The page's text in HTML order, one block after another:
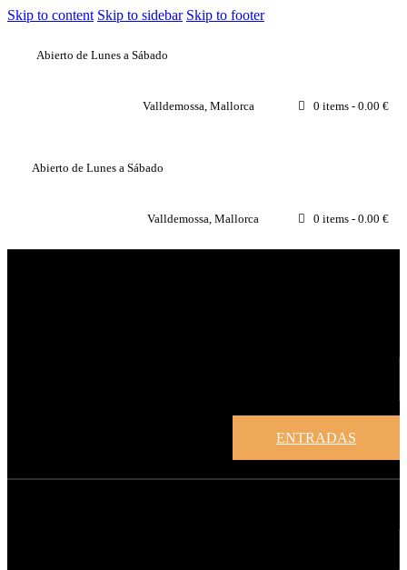
Skip to content Skip to sidebar Skip to footer
Abierto de Lunes a Sábado
Valldemossa, Mallorca 0 items - 0.00 €
Abierto de Lunes a Sábado
Valldemossa, Mallorca 0 items - 0.00 €
ENTRADAS